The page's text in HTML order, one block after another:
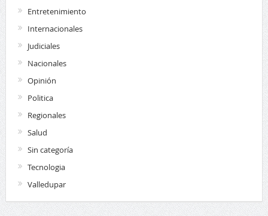
Entretenimiento
Internacionales
Judiciales
Nacionales
Opinión
Politica
Regionales
Salud
Sin categoría
Tecnologia
Valledupar